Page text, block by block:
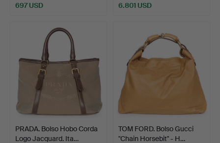
697 USD 6.801 USD
PRADA. Bolso Hobo Corda
Logo Jacquard. Ita…
TOM FORD. Bolso Gucci
"Chain Horsebit" - H…